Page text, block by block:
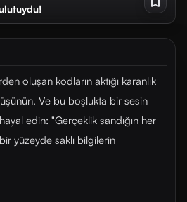
oluşan kodların aktığı karanlık
Ve bu boşlukta bir sesin
edin: "Gerçeklik sandığın her
yüzeyde saklı bilgilerin